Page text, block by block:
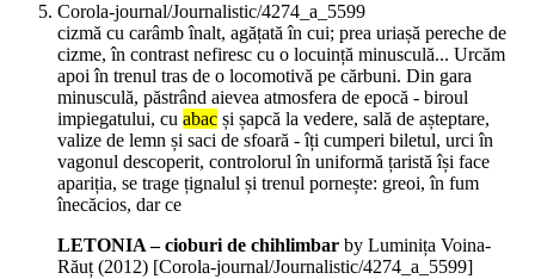
Corola-journal/Journalistic/4274_a_5599
cizmă cu carâmb înalt, agățată în cui; prea uriașă pereche de
cizme, în contrast nefiresc cu o locuință minusculă... Urcăm
apoi în trenul tras de o locomotivă pe cărbuni. Din gara
minusculă, păstrând aievea atmosfera de epocă - biroul
impiegatului, cu abac și șapcă la vedere, sală de așteptare,
valize de lemn și saci de sfoară - îți cumperi biletul, urci în
vagonul descoperit, controlorul în uniformă țaristă își face
apariția, se trage țignalul și trenul pornește: greoi, în fum
înecăcios, dar ce
LETONIA – cioburi de chihlimbar by Luminița Voina-
Răuț (2012) [Corola-journal/Journalistic/4274_a_5599]